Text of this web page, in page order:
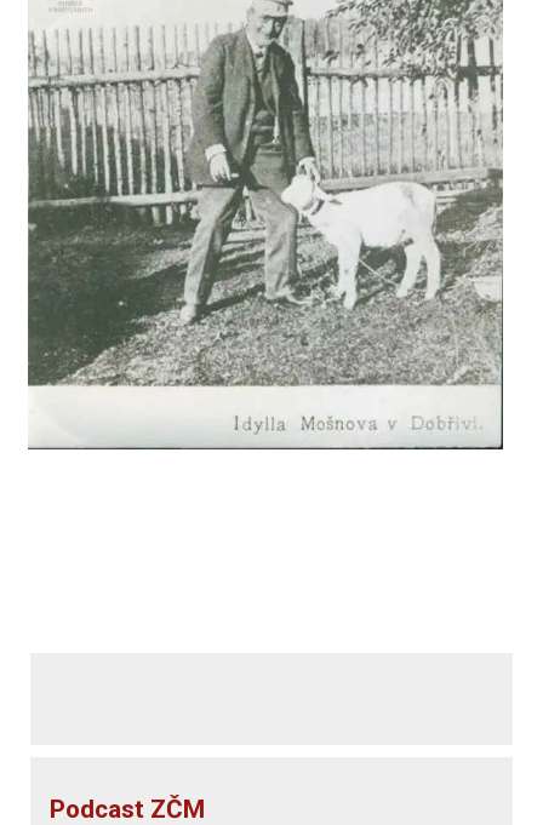
Podcast ZČM